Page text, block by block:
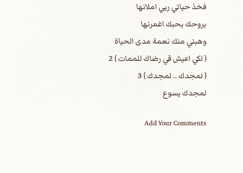
فخذ حياتي ربي املانها
بروحك بحبك اغمرنها
وهبني منك نعمة مدى الحياة
( لكي اعيش في رضاك للممات ) 2
( لمجدك .. لمجدك ) 3
لمجدك يسوع
Add Your Comments